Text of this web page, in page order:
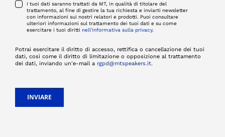
I tuoi dati saranno trattati da MT, in qualità di titolare del
trattamento, al fine di gestire la tua richiesta e inviarti newsletter
con informazioni sui nostri relatori e prodotti. Puoi consultare
ulteriori informazioni sul trattamento dei tuoi dati e su come
esercitare i tuoi diritti nell'informativa sulla privacy.
Potrai esercitare il diritto di accesso, rettifica o cancellazione dei tuoi
dati, così come il diritto di limitazione o opposizione al trattamento
dei dati, inviando un'e-mail a rgpd@mtspeakers.it.
INVIARE